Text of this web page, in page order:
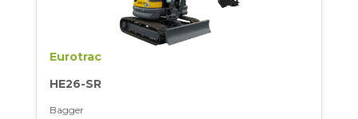
Eurotrac
HE26-SR
Bagger